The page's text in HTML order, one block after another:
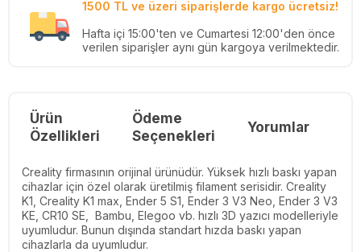
1500 TL ve üzeri siparişlerde kargo ücretsiz!
Hafta içi 15:00'ten ve Cumartesi 12:00'den önce
verilen siparişler aynı gün kargoya verilmektedir.
Ürün
Özellikleri
Ödeme
Seçenekleri
Yorumlar
Creality firmasının orijinal ürünüdür. Yüksek hızlı baskı yapan
cihazlar için özel olarak üretilmiş filament serisidir. Creality
K1, Creality K1 max, Ender 5 S1, Ender 3 V3 Neo, Ender 3 V3
KE, CR10 SE, Bambu, Elegoo vb. hızlı 3D yazıcı modelleriyle
uyumludur. Bunun dışında standart hızda baskı yapan
cihazlarla da uyumludur.